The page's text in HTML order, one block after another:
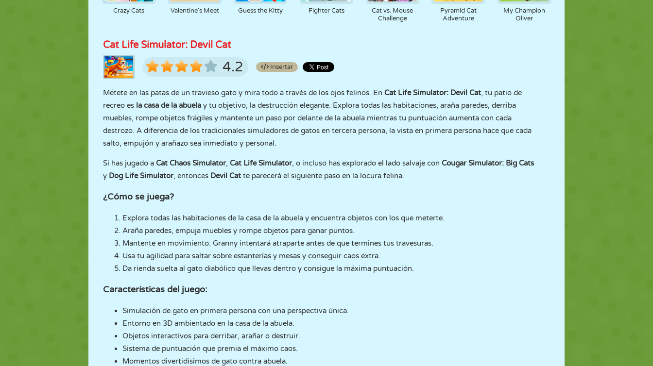
Crazy Cats Valentine's Meet Guess the Kitty Fighter Cats
Cat vs. Mouse
Challenge
Pyramid Cat
Adventure
My Champion
Oliver
Cat Life Simulator: Devil Cat
4.2 Insertar
Métete en las patas de un travieso gato y mira todo a través de los ojos felinos. En Cat Life Simulator: Devil Cat, tu patio de
recreo es la casa de la abuela y tu objetivo, la destrucción elegante. Explora todas las habitaciones, araña paredes, derriba
muebles, rompe objetos frágiles y mantente un paso por delante de la abuela mientras tu puntuación aumenta con cada
destrozo. A diferencia de los tradicionales simuladores de gatos en tercera persona, la vista en primera persona hace que cada
salto, empujón y arañazo sea inmediato y personal.
Si has jugado a Cat Chaos Simulator, Cat Life Simulator, o incluso has explorado el lado salvaje con Cougar Simulator: Big Cats
y Dog Life Simulator, entonces Devil Cat te parecerá el siguiente paso en la locura felina.
¿Cómo se juega?
Explora todas las habitaciones de la casa de la abuela y encuentra objetos con los que meterte.
Araña paredes, empuja muebles y rompe objetos para ganar puntos.
Mantente en movimiento: Granny intentará atraparte antes de que termines tus travesuras.
Usa tu agilidad para saltar sobre estanterías y mesas y conseguir caos extra.
Da rienda suelta al gato diabólico que llevas dentro y consigue la máxima puntuación.
Características del juego:
Simulación de gato en primera persona con una perspectiva única.
Entorno en 3D ambientado en la casa de la abuela.
Objetos interactivos para derribar, arañar o destruir.
Sistema de puntuación que premia el máximo caos.
Momentos divertidísimos de gato contra abuela.